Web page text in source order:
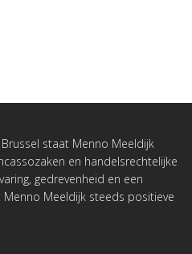
staat Menno Meeldijk
en handelsrechtelijke
gedrevenheid en een
Meeldijk steeds positieve